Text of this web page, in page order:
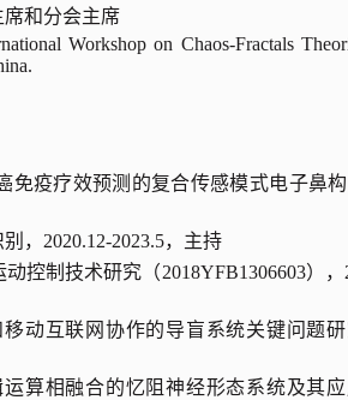
和分会主席
Workshop on Chaos-Fractals
免疫疗效预测的复合传感模式电子鼻
，2020.12-2023.5，主持
控制技术研究（2018YFB1306603），
动互联网协作的导盲系统关键问题研
算相融合的忆阻神经形态系统及其应